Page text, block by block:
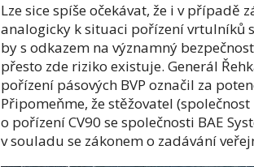
Lze sice spíše očekávat, že i v případě
analogicky k situaci pořízení vrtulníků
by s odkazem na významný
přesto zde riziko existuje. Generál
pořízení pásových BVP označil za
Připomeňme, že stěžovatel
o pořízení CV90 se společnosti BAE
v souladu se zákonem o zadávání